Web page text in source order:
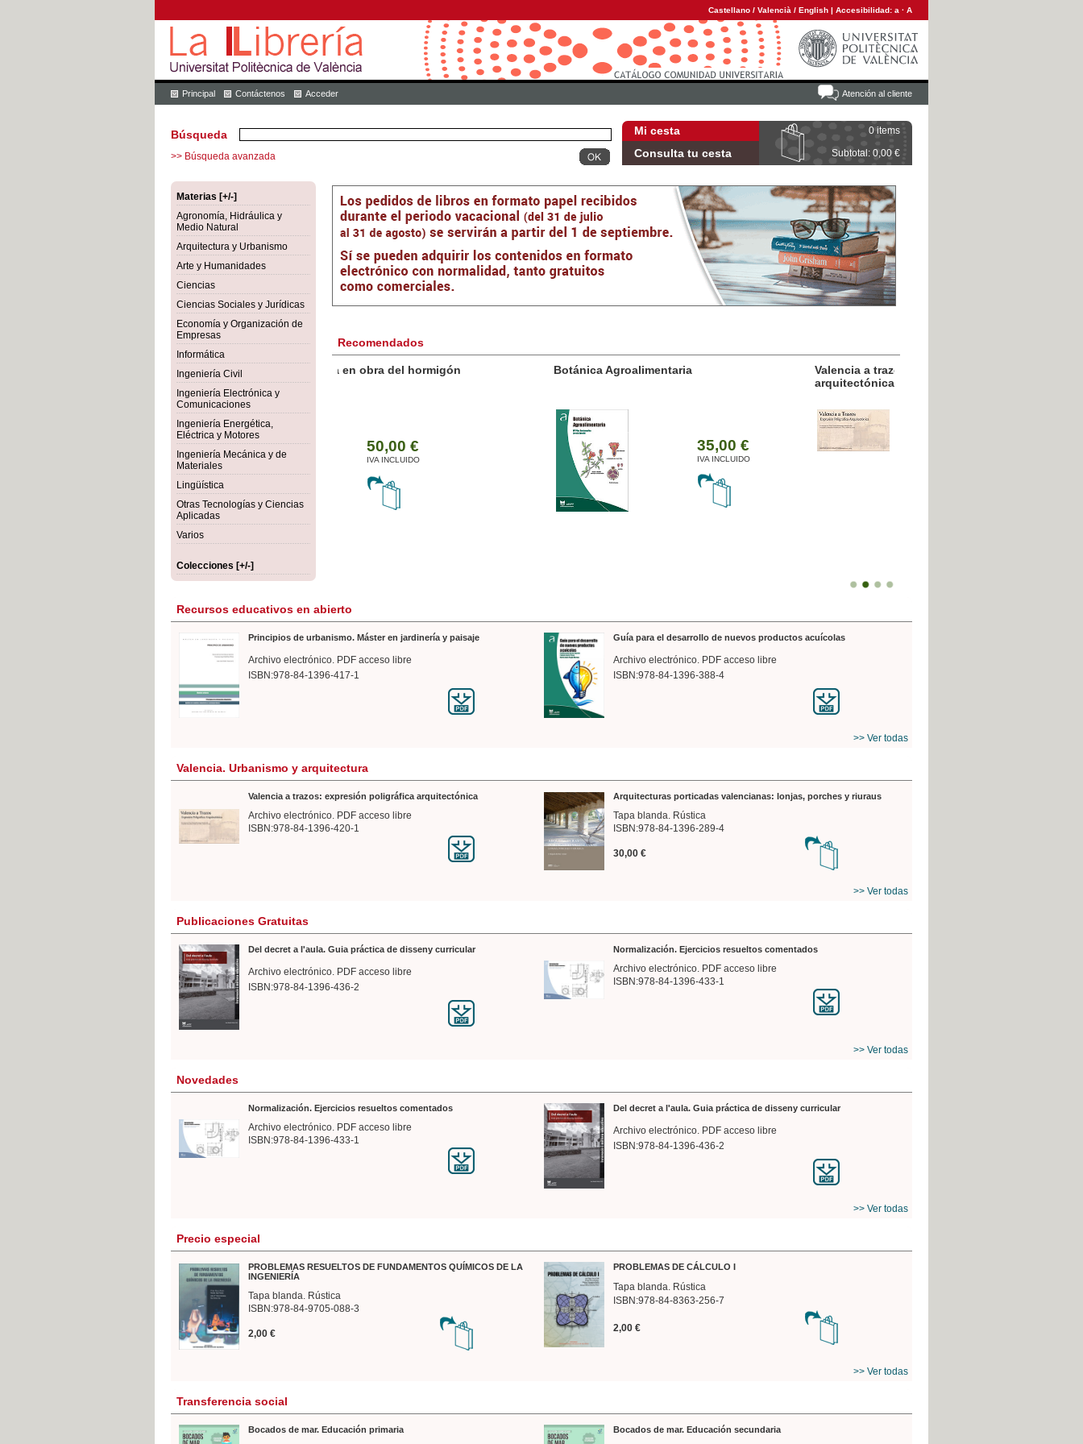
Castellano / Valencià / English | Accesibilidad: a · A
Atención al cliente
Principal Contáctenos Acceder
Mi cesta 0 items
Consulta tu cesta Subtotal: 0,00 €
Búsqueda
>> Búsqueda avanzada
Materias [+/-]
Agronomía, Hidráulica y
Medio Natural
Arquitectura y Urbanismo
Arte y Humanidades
Ciencias
Ciencias Sociales y Jurídicas
Economía y Organización de
Empresas
Informática
Ingeniería Civil
Ingeniería Electrónica y
Comunicaciones
Ingeniería Energética,
Eléctrica y Motores
Ingeniería Mecánica y de
Materiales
Lingüística
Otras Tecnologías y Ciencias
Aplicadas
Varios
Colecciones [+/-]
Recomendados
Botánica Agroalimentaria
Valencia a trazos: expresión poligráfica
Recursos educativos en abierto
Principios de urbanismo. Máster en jardinería y paisaje
Archivo electrónico. PDF acceso libre
ISBN:978-84-1396-417-1
Guía para el desarrollo de nuevos productos acuícolas
Archivo electrónico. PDF acceso libre
ISBN:978-84-1396-388-4
>> Ver todas
Valencia. Urbanismo y arquitectura
Valencia a trazos: expresión poligráfica arquitectónica
Archivo electrónico. PDF acceso libre
ISBN:978-84-1396-420-1
Arquitecturas porticadas valencianas: lonjas, porches y riuraus
Tapa blanda. Rústica
ISBN:978-84-1396-289-4
30,00 €
>> Ver todas
Publicaciones Gratuitas
Del decret a l'aula. Guia práctica de disseny curricular
Archivo electrónico. PDF acceso libre
ISBN:978-84-1396-436-2
Normalización. Ejercicios resueltos comentados
Archivo electrónico. PDF acceso libre
ISBN:978-84-1396-433-1
>> Ver todas
Novedades
Normalización. Ejercicios resueltos comentados
Archivo electrónico. PDF acceso libre
ISBN:978-84-1396-433-1
Del decret a l'aula. Guia práctica de disseny curricular
Archivo electrónico. PDF acceso libre
ISBN:978-84-1396-436-2
>> Ver todas
Precio especial
PROBLEMAS RESUELTOS DE FUNDAMENTOS QUÍMICOS DE LA
INGENIERÍA
Tapa blanda. Rústica
ISBN:978-84-9705-088-3
2,00 €
PROBLEMAS DE CÁLCULO I
Tapa blanda. Rústica
ISBN:978-84-8363-256-7
2,00 €
>> Ver todas
Transferencia social
Bocados de mar. Educación primaria Bocados de mar. Educación secundaria